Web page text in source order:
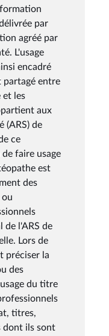
par
agréé par
L'usage
encadré
partagé entre
et les
aux
(ARS) de
ce
faire usage
est
des
de l'ARS de
Lors de
préciser la
des
du titre
titres,
dont ils sont